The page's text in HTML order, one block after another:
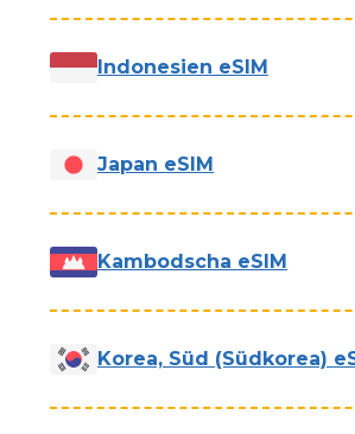
Indonesien eSIM
Japan eSIM
Kambodscha eSIM
Korea, Süd (Südkorea)